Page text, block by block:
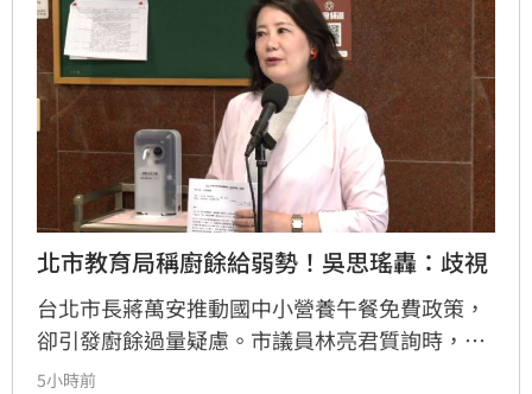
北市教育局稱廚餘給弱勢！吳思瑤轟：歧視
台北市長蔣萬安推動國中小營養午餐免費政策，
卻引發廚餘過量疑慮。市議員林亮君質詢時，教
育局長湯志民拋出將剩餘廚餘與剩食送交「食物
5小時前